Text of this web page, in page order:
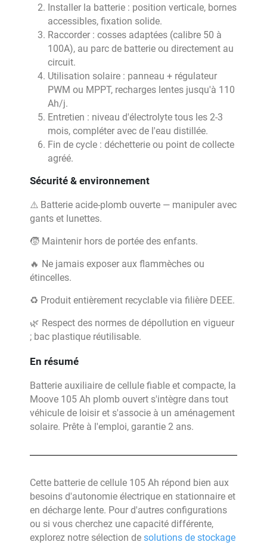
Installer la batterie : position verticale, bornes
accessibles, fixation solide.
Raccorder : cosses adaptées (calibre 50 à
100A), au parc de batterie ou directement au
circuit.
Utilisation solaire : panneau + régulateur
PWM ou MPPT, recharges lentes jusqu'à 110
Ah/j.
Entretien : niveau d'électrolyte tous les 2-3
mois, compléter avec de l'eau distillée.
Fin de cycle : déchetterie ou point de collecte
agréé.
Sécurité & environnement
⚠️ Batterie acide-plomb ouverte — manipuler avec
gants et lunettes.
🧒 Maintenir hors de portée des enfants.
🔥 Ne jamais exposer aux flammèches ou
étincelles.
♻️ Produit entièrement recyclable via filière DEEE.
🌿 Respect des normes de dépollution en vigueur
; bac plastique réutilisable.
En résumé
Batterie auxiliaire de cellule fiable et compacte, la
Moove 105 Ah plomb ouvert s'intègre dans tout
véhicule de loisir et s'associe à un aménagement
solaire. Prête à l'emploi, garantie 2 ans.
Cette batterie de cellule 105 Ah répond bien aux
besoins d'autonomie électrique en stationnaire et
en décharge lente. Pour d'autres configurations
ou si vous cherchez une capacité différente,
explorez notre sélection de solutions de stockage